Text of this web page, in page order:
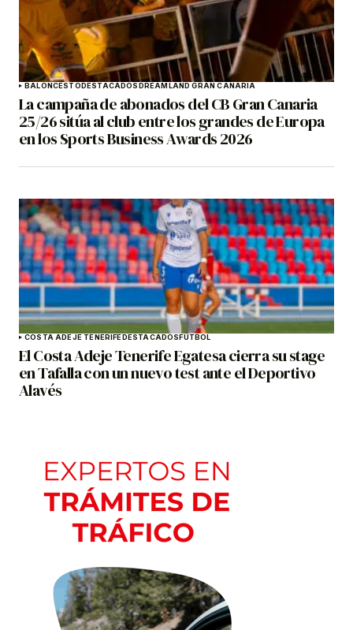
BALONCESTODESTACADOSDREAMLAND GRAN CANARIA
La campaña de abonados del CB Gran Canaria
25/26 sitúa al club entre los grandes de Europa
en los Sports Business Awards 2026
COSTA ADEJE TENERIFEDESTACADOSFÚTBOL
El Costa Adeje Tenerife Egatesa cierra su stage
en Tafalla con un nuevo test ante el Deportivo
Alavés